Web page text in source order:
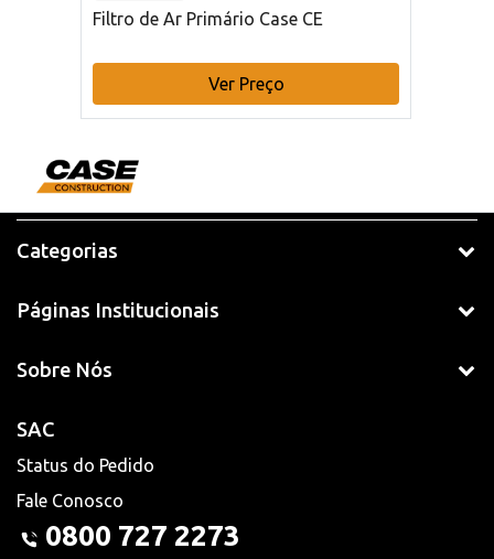
Filtro de Ar Primário Case CE
Ver Preço
Categorias
Páginas Institucionais
Sobre Nós
SAC
Status do Pedido
Fale Conosco
0800 727 2273